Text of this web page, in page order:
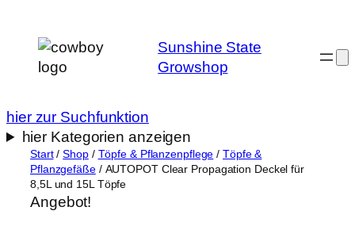
Inhalt
springen
Sunshine State
Growshop
hier zur Suchfunktion
hier Kategorien anzeigen
Start/Shop/ Töpfe & Pflanzenpflege /Töpfe &
Pflanzgefäße/ AUTOPOT Clear Propagation Deckel für
8,5L und 15L Töpfe
Angebot!